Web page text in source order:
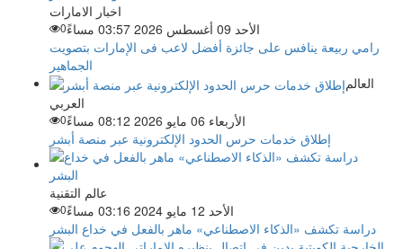
اخبار الامارات
الأحد 09 أغسطس 2026 03:57 مساءً
0
رامي ربيعة ينافس على جائزة أفضل لاعب فى الإمارات بتصويت
الجماهير
العالم
العربي
الأربعاء 06 مايو 2026 08:12 مساءً
0
إطلاق خدمات حرس الحدود الإلكترونية عبر منصة أبشر
عالم التقنية
الأحد 12 مايو 2024 03:16 مساءً
0
دراسة تكشف «الذكاء الاصطناعي» ماهر بالفعل في خداع البشر